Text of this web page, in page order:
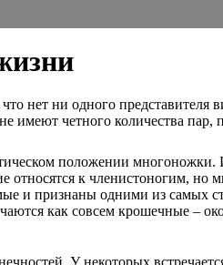
нет ни одного представителя
имеют четного количества
положении
относятся к членистоногим,
и признаны одними из самых
как совсем крошечные –
У некоторых